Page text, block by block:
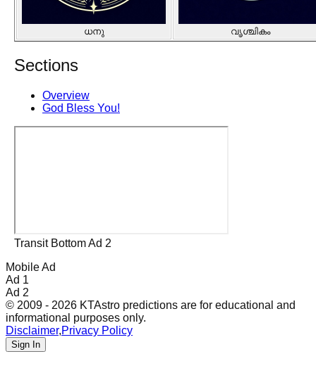
ധനു വൃശ്ചികം
Sections
Overview
God Bless You!
Transit Bottom Ad 2
Mobile Ad
Ad 1
Ad 2
© 2009 - 2026 KTAstro predictions are for educational and
informational purposes only.
Disclaimer,Privacy Policy
Sign In